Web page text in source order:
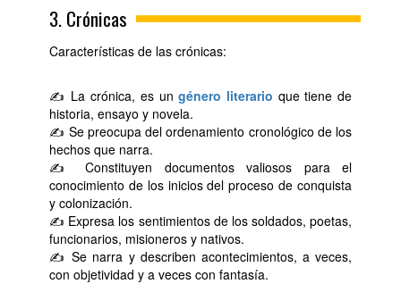
3. Crónicas
Características de las crónicas:
✍ La crónica, es ungénero literario que tiene de
historia, ensayo y novela.
✍ Se preocupa del ordenamiento cronológico de los
hechos que narra.
✍ Constituyen documentos valiosos para el
conocimiento de los inicios del proceso de conquista
y colonización.
✍ Expresa los sentimientos de los soldados, poetas,
funcionarios, misioneros y nativos.
✍ Se narra y describen acontecimientos, a veces,
con objetividad y a veces con fantasía.